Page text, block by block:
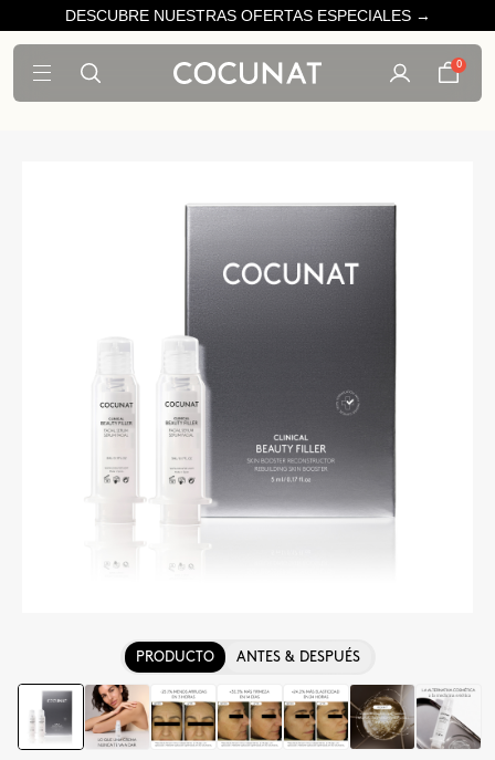
DESCUBRE NUESTRAS OFERTAS ESPECIALES →
0
PRODUCTO ANTES & DESPUÉS